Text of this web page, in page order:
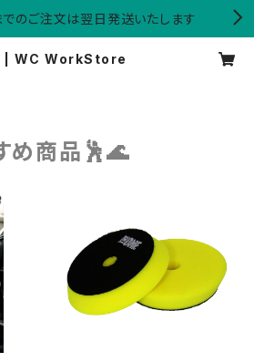
のご注文は翌日発送いたします
| WC WorkStore
め商品🕺🌊